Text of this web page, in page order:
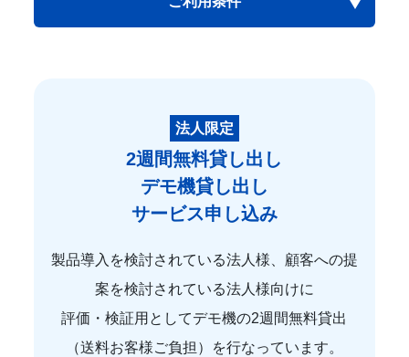
法人限定
2週間無料貸し出し
デモ機貸し出し
サービス申し込み
製品導入を検討されている法人様、顧客への提
案を検討されている法人様向けに
評価・検証用としてデモ機の2週間無料貸出
（送料お客様ご負担）を行なっています。